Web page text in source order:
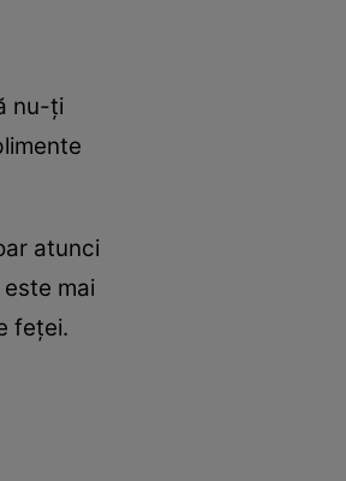
nu-ţi
atunci
mai
feţei.